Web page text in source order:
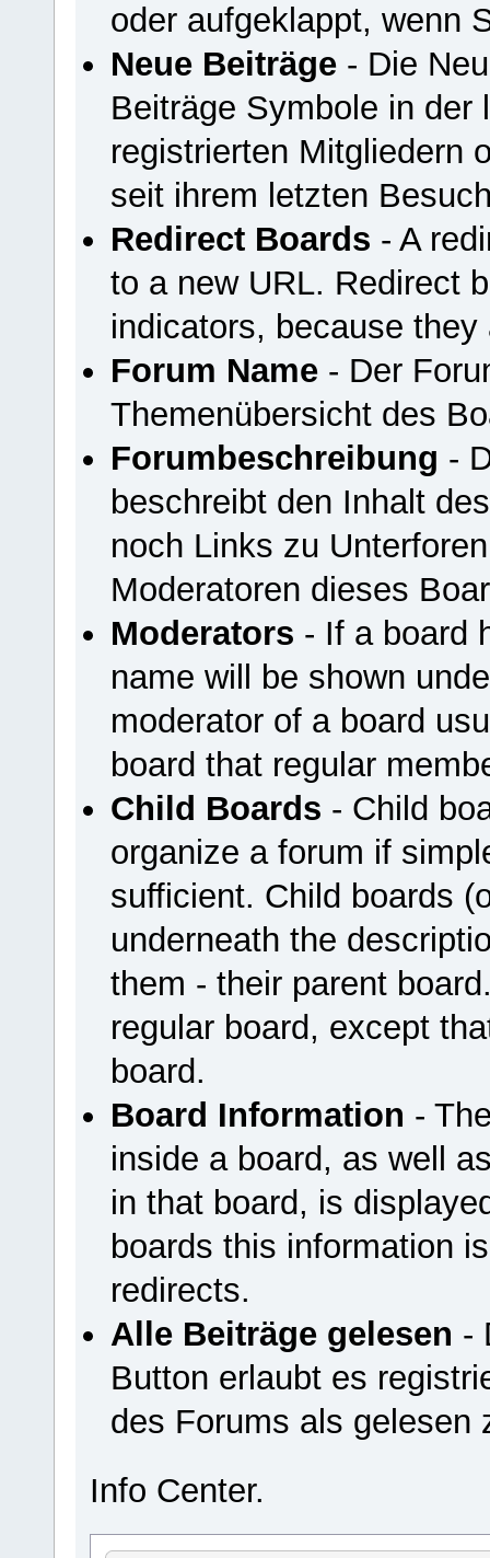
oder aufgeklappt, wenn
Neue Beiträge- Die
Beiträge Symbole in der
registrierten Mitgliedern
seit ihrem letzten
Redirect Boards - A
to a new URL. Redirect
indicators, because
Forum Name- Der
Themenübersicht des
Forumbeschreibung -
beschreibt den Inhalt
noch Links zu
Moderatoren dieses
Moderators - If a board
name will be shown
moderator of a board
board that regular
Child Boards - Child
organize a forum if
sufficient. Child boards
underneath the
them - their parent
regular board, except
board.
Board Information -
inside a board, as well
in that board, is
boards this information
redirects.
Alle Beiträge gelesen -
Button erlaubt es
des Forums als gelesen
Info Center.